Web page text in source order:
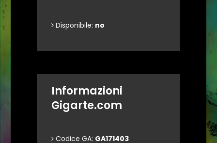
Disponibile: no
Informazioni
Gigarte.com
Codice GA: GA171403